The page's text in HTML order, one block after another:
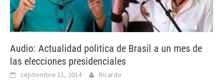
Audio: Actualidad politica de Brasil a un mes de
las elecciones presidenciales
septiembre 11, 2014 Ricardo